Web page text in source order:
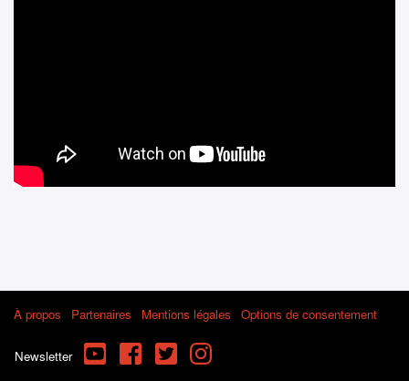
À propos Partenaires Mentions légales Options de consentement
Newsletter YouTube FacebookTwitterInstagram